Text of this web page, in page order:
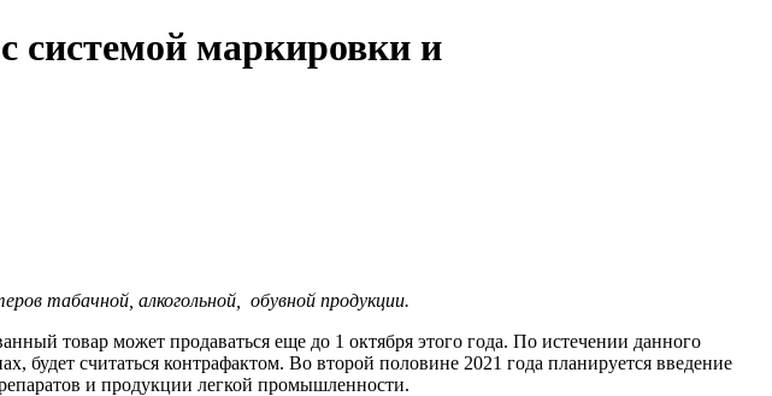
системой маркировки и
табачной, алкогольной, обувной продукции.
товар может продаваться еще до 1 октября этого года. По истечении данного
будет считаться контрафактом. Во второй половине 2021 года планируется введение
и продукции легкой промышленности.